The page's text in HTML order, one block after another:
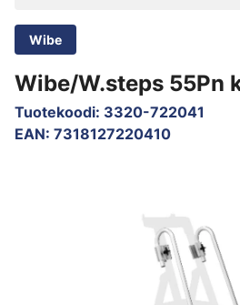
Wibe
Wibe/W.steps 55Pn
Tuotekoodi: 3320-722041
EAN: 7318127220410